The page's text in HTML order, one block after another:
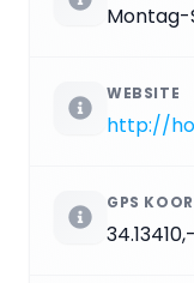
Montag-
WEBSITE
http://
GPS